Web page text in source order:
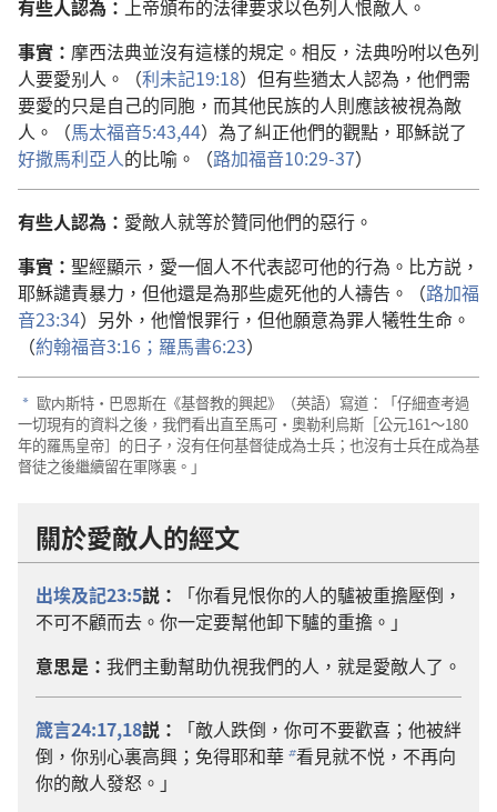
有些人認為： 上帝頒布的法律要求以色列人恨敵人。
事實： 摩西法典並沒有這樣的規定。相反，法典吩咐以色列
人要愛别人。（利未記19:18）但有些猶太人認為，他們需
要愛的只是自己的同胞，而其他民族的人則應該被視為敵
人。（馬太福音5:43,44）為了糾正他們的觀點，耶穌説了
好撒馬利亞人的比喻。（路加福音10:29-37）
有些人認為： 愛敵人就等於贊同他們的惡行。
事實： 聖經顯示，愛一個人不代表認可他的行為。比方説，
耶穌譴責暴力，但他還是為那些處死他的人禱告。（路加福
音23:34）另外，他憎恨罪行，但他願意為罪人犧牲生命。
（約翰福音3:16； 羅馬書6:23）
a 歐内斯特·巴恩斯在《基督教的興起》（英語）寫道：「仔細查考過
一切現有的資料之後，我們看出直至馬可·奧勒利烏斯［公元161～180
年的羅馬皇帝］的日子，沒有任何基督徒成為士兵；也沒有士兵在成為基
督徒之後繼續留在軍隊裏。」
關於愛敵人的經文
出埃及記23:5説：
「你看見恨你的人的驢被重擔壓倒，
不可不顧而去。你一定要幫他卸下驢的重擔。」
意思是： 我們主動幫助仇視我們的人，就是愛敵人了。
箴言24:17,18説：
「敵人跌倒，你可不要歡喜；他被絆
倒，你别心裏高興；免得耶和華b看見就不悦，不再向
你的敵人發怒。」